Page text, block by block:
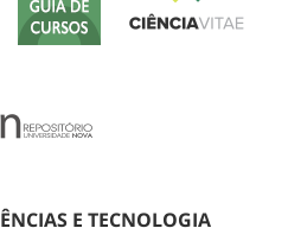
E TECNOLOGIA